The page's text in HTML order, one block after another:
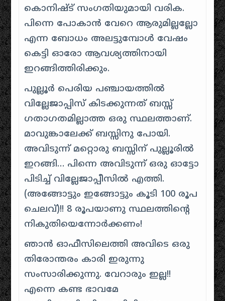
കൊനിഷ്‌ട് സംഗതിയുമായി വരിക.
പിന്നെ പോകാൻ വേറെ ആരുമില്ലല്ലോ
എന്ന ബോധം അലട്ടുമ്പോൾ വേഷം
കെട്ടി ഓരോ ആവശ്യത്തിനായി
ഇറങ്ങിത്തിരിക്കും.
പുല്ലൂർ പെരിയ പഞ്ചായത്തിൽ
വില്ലേജാപ്പിസ് കിടക്കുന്നത് ബസ്സ്
ഗതാഗതമില്ലാത്ത ഒരു സ്ഥലത്താണ്.
മാവുങ്കാലേക്ക് ബസ്സിനു പോയി.
അവിടുന്ന് മറ്റൊരു ബസ്സിന് പുല്ലൂരിൽ
ഇറങ്ങി… പിന്നെ അവിടുന്ന് ഒരു ഓട്ടോ
പിടിച്ച് വില്ലേജാപ്പീസിൽ എത്തി.
(അങ്ങോട്ടും ഇങ്ങോട്ടും കൂടി 100 രൂപ
ചെലവ്)!! 8 രൂപയാണു സ്ഥലത്തിന്റെ
നികുതിയെന്നോർക്കണം!
ഞാൻ ഓഫീസിലെത്തി അവിടെ ഒരു
തിരോന്തരം കാരി ഇരുന്നു
സംസാരിക്കുന്നു. വേറാരും ഇല്ല!!
എന്നെ കണ്ട ഭാവമേ